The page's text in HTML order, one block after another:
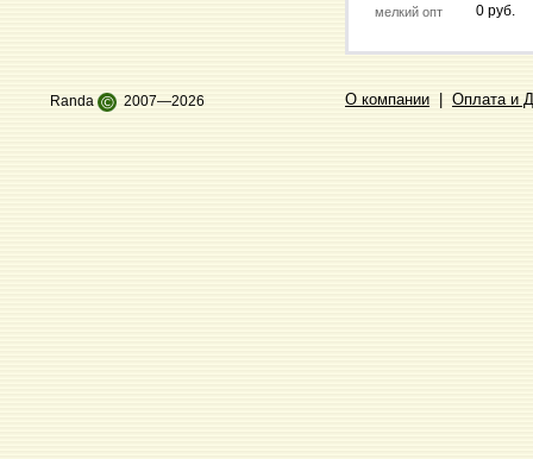
мелкий опт 0 руб.
Randa © 2007—2026 О компании Оплата и